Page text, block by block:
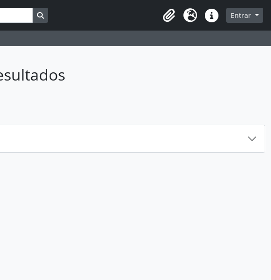
Busque na página de navegação
Idioma Atalhos Entrar